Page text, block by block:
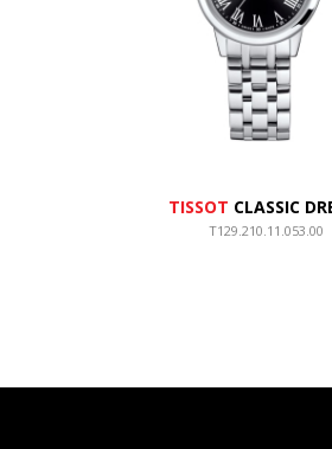
TISSOT CLASSIC
T129.210.11.053.00